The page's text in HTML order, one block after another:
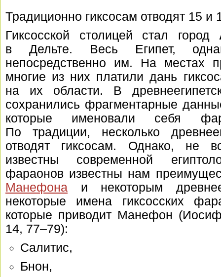
Традиционно гиксосам отводят 15 и
Гиксосской столицей стал город
в Дельте. Весь Египет,
непосредственно им. На местах
многие из них платили дань
на их области. В
сохранились фрагментарные
которые именовали себя
По традиции, несколько
отводят гиксосам. Однако, не
известны современной
фараонов известны нам
Манефона и некоторым
некоторые имена гиксосских
которые приводит Манефон
14, 77–79):
Салитис,
Бнон,